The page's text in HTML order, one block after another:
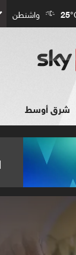
25 واشنطن
شرق أوسط